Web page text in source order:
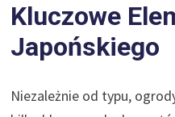
Kluczowe
Japońskiego
Niezależnie od typu,